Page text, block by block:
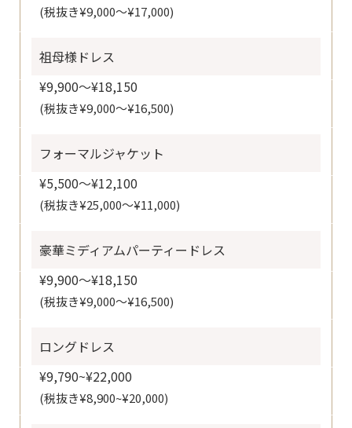
(税抜き¥9,000～¥17,000)
祖母様ドレス
¥9,900～¥18,150
(税抜き¥9,000～¥16,500)
フォーマルジャケット
¥5,500～¥12,100
(税抜き¥25,000～¥11,000)
豪華ミディアムパーティードレス
¥9,900～¥18,150
(税抜き¥9,000～¥16,500)
ロングドレス
¥9,790~¥22,000
(税抜き¥8,900~¥20,000)